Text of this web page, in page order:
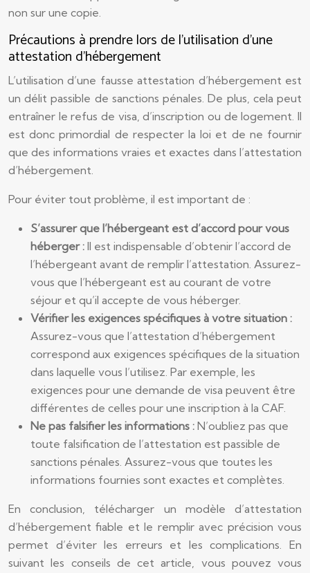
non sur une copie.
Précautions à prendre lors de l’utilisation d’une
attestation d’hébergement
L’utilisation d’une fausse attestation d’hébergement est
un délit passible de sanctions pénales. De plus, cela peut
entraîner le refus de visa, d’inscription ou de logement. Il
est donc primordial de respecter la loi et de ne fournir
que des informations vraies et exactes dans l’attestation
d’hébergement.
Pour éviter tout problème, il est important de :
S’assurer que l’hébergeant est d’accord pour vous
héberger : Il est indispensable d’obtenir l’accord de
l’hébergeant avant de remplir l’attestation. Assurez-
vous que l’hébergeant est au courant de votre
séjour et qu’il accepte de vous héberger.
Vérifier les exigences spécifiques à votre situation :
Assurez-vous que l’attestation d’hébergement
correspond aux exigences spécifiques de la situation
dans laquelle vous l’utilisez. Par exemple, les
exigences pour une demande de visa peuvent être
différentes de celles pour une inscription à la CAF.
Ne pas falsifier les informations : N’oubliez pas que
toute falsification de l’attestation est passible de
sanctions pénales. Assurez-vous que toutes les
informations fournies sont exactes et complètes.
En conclusion, télécharger un modèle d’attestation
d’hébergement fiable et le remplir avec précision vous
permet d’éviter les erreurs et les complications. En
suivant les conseils de cet article, vous pouvez vous